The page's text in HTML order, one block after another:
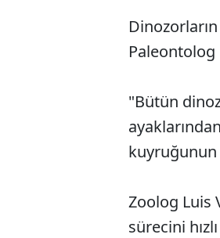
Paleontolog
"Bütün
kuyruğunun
Zoolog Luis
sürecini